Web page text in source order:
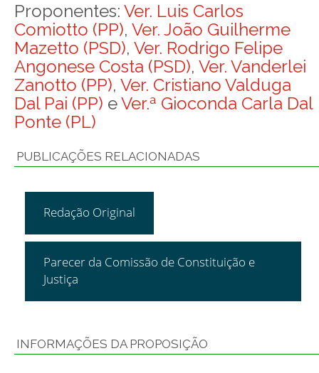
Proponentes: Ver. Luis Carlos
Comiotto (PP), Ver. João Guilherme
Mazetto (PSD), Ver. Rodrigo Felipe
Angonese Costa (PSD), Ver. Vanderlei
Zanotto (PP), Ver. Cristiano Valduga
Dal Pai (PP) eVer.ª Gioconda Carla Dal
Ponte (PL)
PUBLICAÇÕES RELACIONADAS
Redação Original
Parecer da Comissão de Constituição e
Justiça
INFORMAÇÕES DA PROPOSIÇÃO